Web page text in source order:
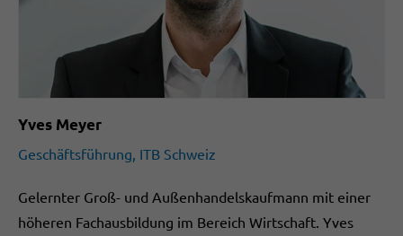
Yves Meyer
Geschäftsführung, ITB Schweiz
Gelernter Groß- und Außenhandelskaufmann mit einer
höheren Fachausbildung im Bereich Wirtschaft. Yves